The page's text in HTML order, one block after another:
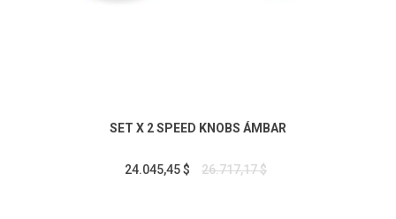
SET X 2 SPEED KNOBS ÁMBAR
24.045,45 $ 26.717,17 $